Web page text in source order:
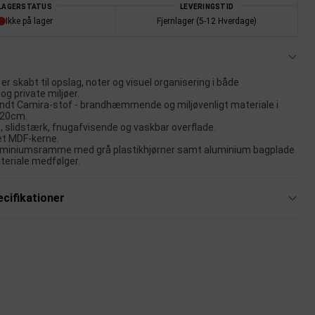
LAGERSTATUS
Ikke på lager
LEVERINGSTID
Fjernlager (5-12 Hverdage)
skabt til opslag, noter og visuel organisering i både
private miljøer.
Camira-stof - brandhæmmende og miljøvenligt materiale i
slidstærk, fnugafvisende og vaskbar overflade.
MDF-kerne.
med grå plastikhjørner samt aluminium bagplade.
medfølger.